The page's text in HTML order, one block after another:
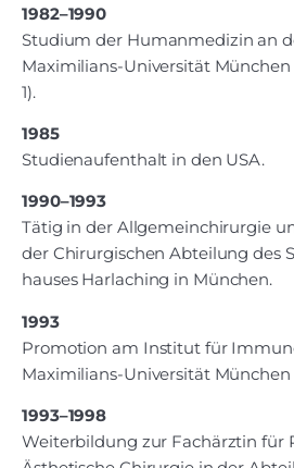
1982–1990
Studium der Human­medizin an
Maximilians-Universität
1).
1985
Studien­aufenthalt in den USA.
1990–1993
Tätig in der Allgemein­chirurgie
der Chirurgischen Abteilung des
hauses Harlaching in München.
1993
Promotion am Institut für
Maximilians-Universität
1993–1998
Weiterbildung zur Fachärztin für